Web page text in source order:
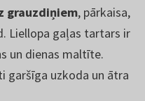
grauzdiņiem, pārkaisa,
Liellopa gaļas tartars ir
un dienas maltīte.
garšīga uzkoda un ātra